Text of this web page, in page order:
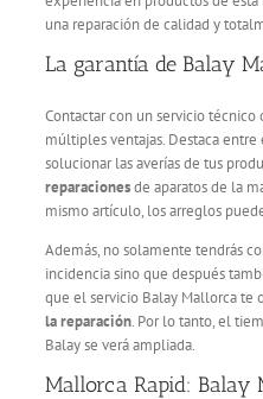
una reparación de calidad y
La garantía de Balay
Contactar con un servicio
múltiples ventajas. Destaca
solucionar las averías de tus
reparacionesde aparatos de la
mismo artículo, los arreglos
Además, no solamente tendrás
incidencia sino que después
que el servicio Balay Mallorca te
la reparación. Por lo tanto, el
Balay se verá ampliada.
Mallorca Rapid: Balay